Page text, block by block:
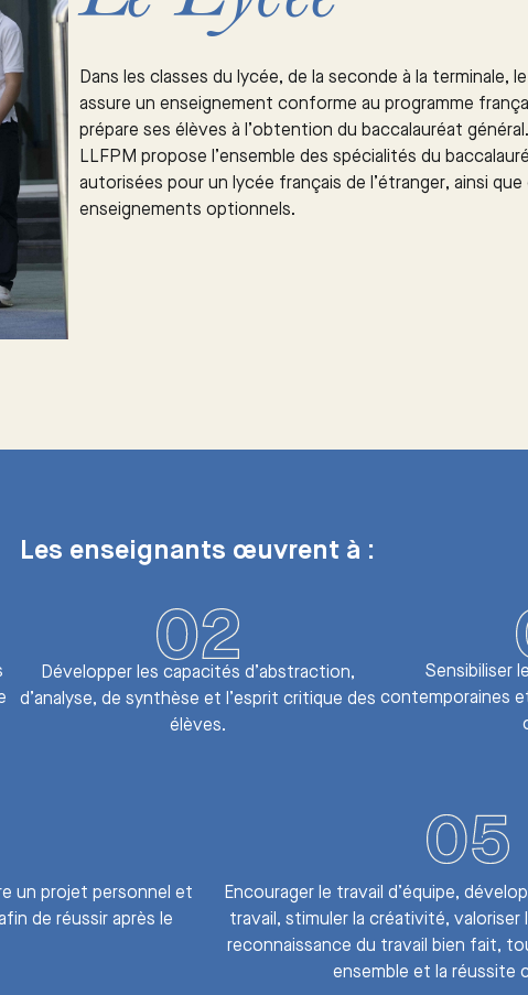
Dans les classes du lycée, de la seconde à la terminale,
assure un enseignement conforme au programme
prépare ses élèves à l’obtention du baccalauréat
LLFPM propose l’ensemble des spécialités du
autorisées pour un lycée français de l’étranger, ainsi que
enseignements optionnels.
Les enseignants œuvrent à :
Développer les capacités d’abstraction,
d’analyse, de synthèse et l’esprit critique des
élèves.
Sensibiliser
contemporaines
un projet personnel et
de réussir après le
Encourager le travail d’équipe,
travail, stimuler la créativité,
reconnaissance du travail bien fait,
ensemble et la réussite